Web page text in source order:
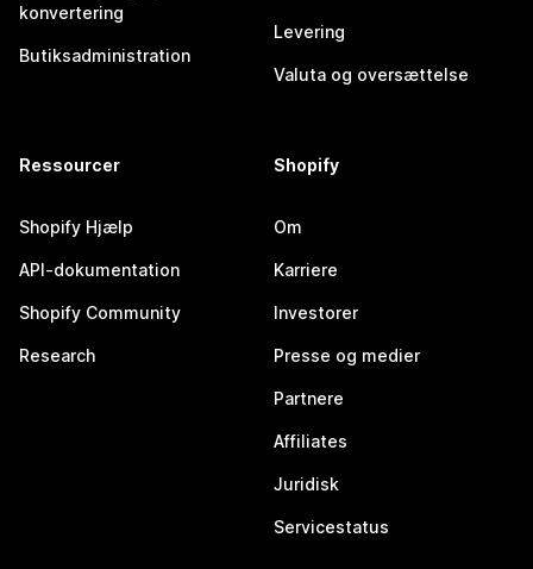
konvertering
Butiksadministration
Levering
Valuta og oversættelse
Ressourcer
Shopify Hjælp
API-dokumentation
Shopify Community
Research
Shopify
Om
Karriere
Investorer
Presse og medier
Partnere
Affiliates
Juridisk
Servicestatus